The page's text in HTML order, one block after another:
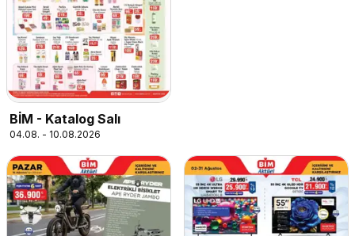
BİM - Katalog Salı
04.08. - 10.08.2026